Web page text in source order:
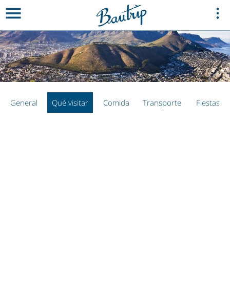
General Qué visitar Comida Transporte Fiestas